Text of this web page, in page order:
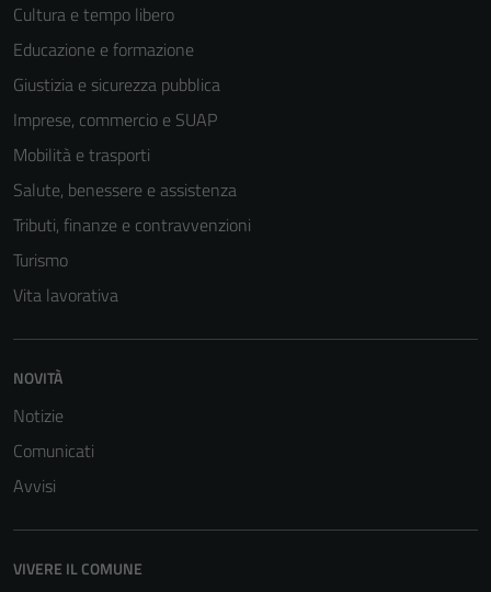
Cultura e tempo libero
Educazione e formazione
Giustizia e sicurezza pubblica
Imprese, commercio e SUAP
Mobilità e trasporti
Salute, benessere e assistenza
Tributi, finanze e contravvenzioni
Turismo
Vita lavorativa
NOVITÀ
Notizie
Comunicati
Avvisi
VIVERE IL COMUNE